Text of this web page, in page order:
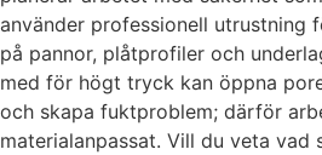
använder professionell utrustning
på pannor, plåtprofiler och
med för högt tryck kan öppna
och skapa fuktproblem; därför
materialanpassat. Vill du veta vad